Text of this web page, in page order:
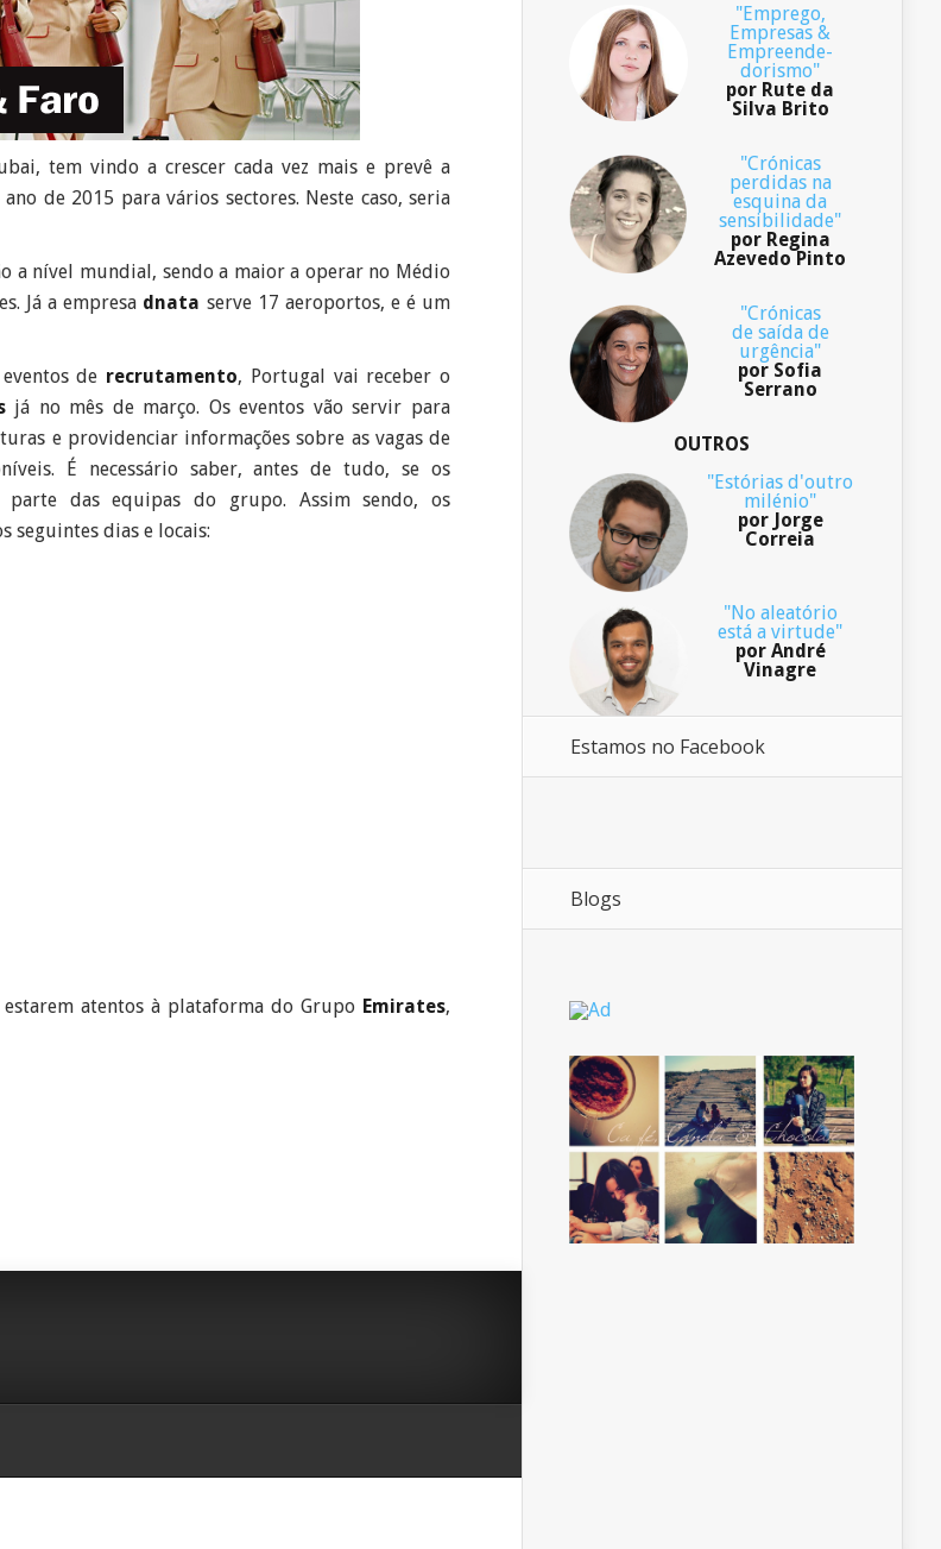
tem vindo a crescer cada vez mais e prevê a
de 2015 para vários sectores. Neste caso, seria
a nível mundial, sendo a maior a operar no Médio
Já a empresa dnata serve 17 aeroportos, e é um
de recrutamento, Portugal vai receber o
já no mês de março. Os eventos vão servir para
e providenciar informações sobre as vagas de
É necessário saber, antes de tudo, se os
parte das equipas do grupo. Assim sendo, os
seguintes dias e locais:
atentos à plataforma do Grupo Emirates,
"Emprego,
Empresas &
Empreende-
dorismo"
por Rute da
Silva Brito
"Crónicas
perdidas na
esquina da
sensibilidade"
por Regina
Azevedo Pinto
"Crónicas
de saída de
urgência"
por Sofia
Serrano
OUTROS
"Estórias d'outro
milénio"
por Jorge
Correia
"No aleatório
está a virtude"
por André
Vinagre
Estamos no Facebook
Blogs